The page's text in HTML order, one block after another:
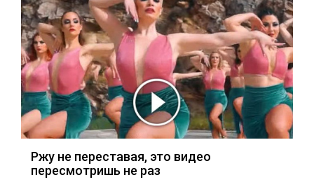
Ржу не переставая, это видео
пересмотришь не раз